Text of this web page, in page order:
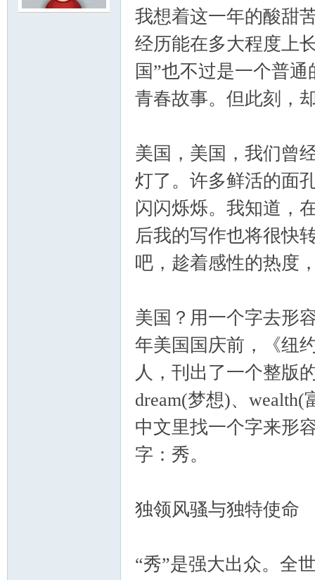
我想着这一年的酸甜
经历能在多大程度上
国”也不过是一个普
青春故事。但此刻，
美国，美国，我们曾
灯了。许多鲜活的面
闪闪烁烁。我知道，
后我的写作也将很快
吧，趁着感性的热度
美国？用一个字去形
年美国国庆前，《纽
人，刊出了一个整版
dream(梦想)、
中文里找一个字来形
字：秀。
独领风骚与独特使命
“秀”是强大出众。全